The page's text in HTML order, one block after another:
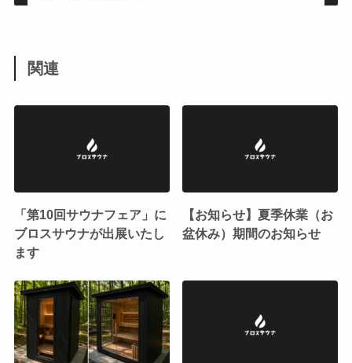
関連
「第10回サウナフェア」に
ブロスサウナが出展いたし
ます
【お知らせ】夏季休業（お
盆休み）期間のお知らせ